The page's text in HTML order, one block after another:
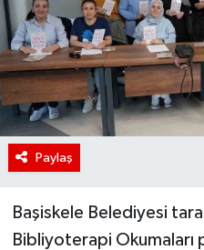
Paylaş
Başiskele Belediyesi
Bibliyoterapi Okumaları